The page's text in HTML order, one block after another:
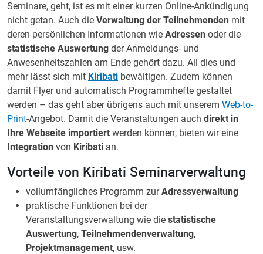
Seminare, geht, ist es mit einer kurzen Online-Ankündigung
nicht getan. Auch die Verwaltung der Teilnehmenden mit
deren persönlichen Informationen wie Adressen oder die
statistische Auswertung der Anmeldungs- und
Anwesenheitszahlen am Ende gehört dazu. All dies und
mehr lässt sich mit Kiribati bewältigen. Zudem können
damit Flyer und automatisch Programmhefte gestaltet
werden – das geht aber übrigens auch mit unserem Web-to-
Print-Angebot. Damit die Veranstaltungen auch direkt in
Ihre Webseite importiert werden können, bieten wir eine
Integration von Kiribati an.
Vorteile von Kiribati Seminarverwaltung
vollumfängliches Programm zurAdressverwaltung
praktische Funktionen bei der
Veranstaltungsverwaltung wie die statistische
Auswertung, Teilnehmendenverwaltung,
Projektmanagement, usw.